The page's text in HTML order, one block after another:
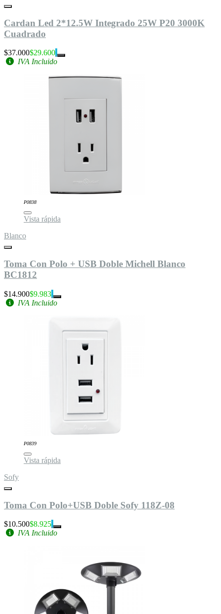
Cardan Led 2*12.5W Integrado 25W P20 3000K
Cuadrado
$37.000$29.600
IVA Incluido
P0838
Vista rápida
Blanco
Toma Con Polo + USB Doble Michell Blanco
BC1812
$14.900$9.983
IVA Incluido
P0839
Vista rápida
Sofy
Toma Con Polo+USB Doble Sofy 118Z-08
$10.500$8.925
IVA Incluido